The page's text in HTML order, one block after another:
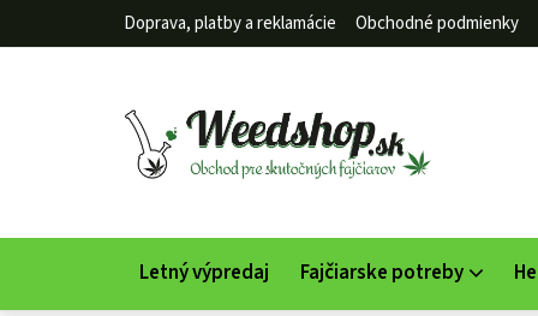
Doprava, platby a reklamácie Obchodné podmienky
Letný výpredaj Fajčiarske potreby